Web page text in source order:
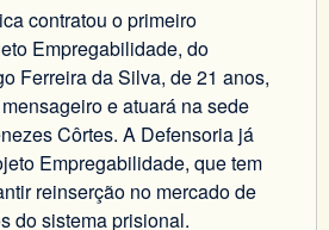
contratou o primeiro
Empregabilidade, do
Ferreira da Silva, de 21 anos,
e atuará na sede
Côrtes. A Defensoria já
Empregabilidade, que tem
reinserção no mercado de
do sistema prisional.